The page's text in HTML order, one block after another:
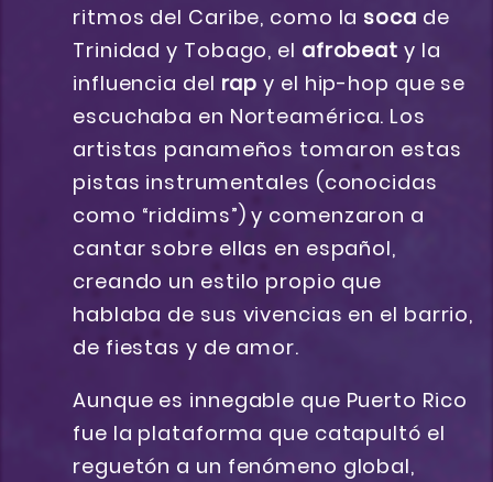
ritmos del Caribe, como la soca de
Trinidad y Tobago, el afrobeat y la
influencia del rap y el hip-hop que se
escuchaba en Norteamérica. Los
artistas panameños tomaron estas
pistas instrumentales (conocidas
como “riddims”) y comenzaron a
cantar sobre ellas en español,
creando un estilo propio que
hablaba de sus vivencias en el barrio,
de fiestas y de amor.
Aunque es innegable que Puerto Rico
fue la plataforma que catapultó el
reguetón a un fenómeno global,